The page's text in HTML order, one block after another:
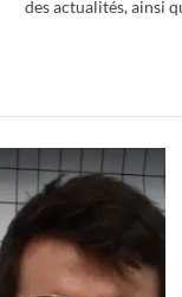
des actualités, ainsi